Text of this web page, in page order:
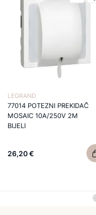
LEGRAND
77014 POTEZNI PREKIDAČ
MOSAIC 10A/250V 2M
BIJELI
26,20 €